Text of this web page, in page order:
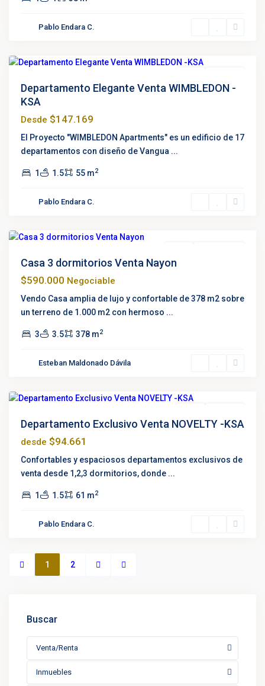
Pablo Endara C.
Tenis,
Departamento Elegante Venta WIMBLEDON -
KSA
Desde $147.169
El Proyecto "WIMBLEDON Apartments" es un edificio de 17
departamentos con diseño de Vangua ...
1 1.5 55 m2
Pablo Endara C.
Nayon,
Casa 3 dormitorios Venta Nayon
$590.000 Negociable
Vendo Casa amplia de lujo y confortable de 378 m2 sobre
un terreno de 1.000 m2 con hermoso ...
3 3.5 378 m2
Esteban Maldonado Dávila
Kennedy,
Departamento Exclusivo Venta NOVELTY -KSA
desde $94.661
Confortables y espaciosos departamentos exclusivos de
venta desde 1,2,3 dormitorios, donde ...
1 1.5 61 m2
Pablo Endara C.
1 2
Buscar
Venta/Renta
Inmuebles